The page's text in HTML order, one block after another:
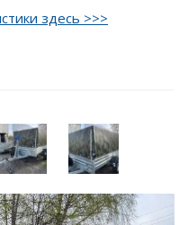
здесь >>>